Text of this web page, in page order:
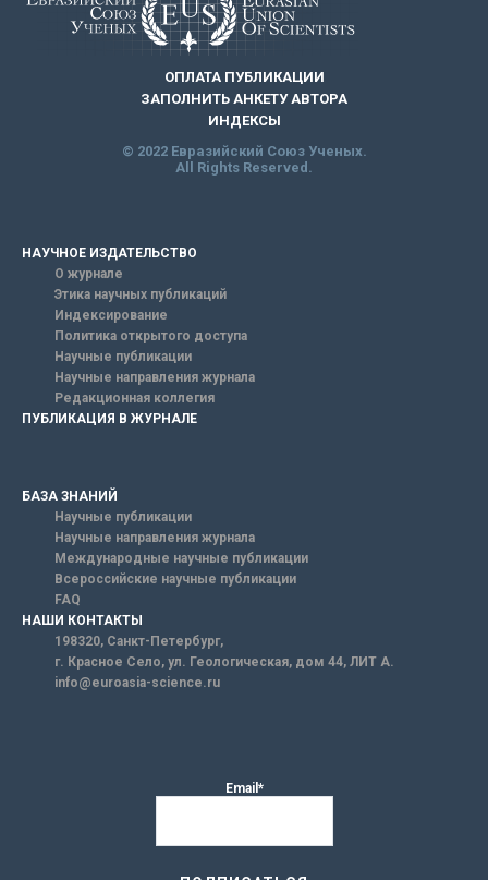
ОПЛАТА ПУБЛИКАЦИИ
ЗАПОЛНИТЬ АНКЕТУ АВТОРА
ИНДЕКСЫ
© 2022 Евразийский Союз Ученых.
All Rights Reserved.
НАУЧНОЕ ИЗДАТЕЛЬСТВО
О журнале
Этика научных публикаций
Индексирование
Политика открытого доступа
Научные публикации
Научные направления журнала
Редакционная коллегия
ПУБЛИКАЦИЯ В ЖУРНАЛЕ
БАЗА ЗНАНИЙ
Научные публикации
Научные направления журнала
Международные научные публикации
Всероссийские научные публикации
FAQ
НАШИ КОНТАКТЫ
198320, Санкт-Петербург,
г. Красное Село, ул. Геологическая, дом 44, ЛИТ А.
info@euroasia-science.ru
Email*